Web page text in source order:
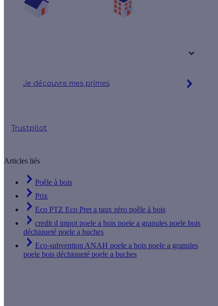
Je découvre mes primes
Trustpilot
Articles liés
Poêle à bois
Prix
Eco PTZ Eco Pret a taux zéro poêle à bois
credit d impot poele a bois poele a granules poele bois
déchiqueté poele a buches
Eco-subvention ANAH poele a bois poele a granules
poele bois déchiqueté poele a buches